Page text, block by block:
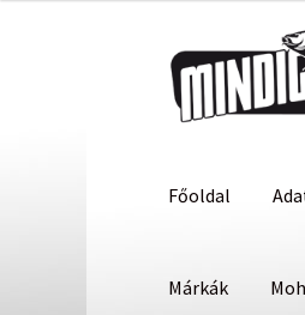
a
navigációhoz
a
tartalomba
Főoldal
Márkák